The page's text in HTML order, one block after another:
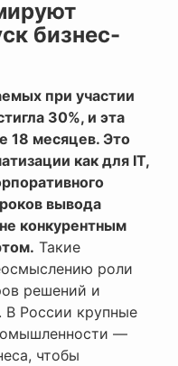
бизнес-
при участии
30%, и эта
18 месяцев. Это
как для IT,
вывода
конкурентным
Такие
роли
решений и
В России крупные
—
чтобы